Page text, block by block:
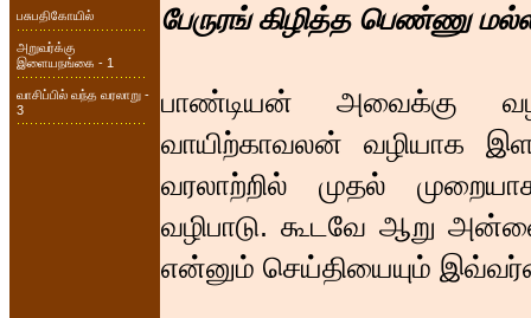
பசுபதிகோயில்
அறுவர்க்கு
இளையநங்கை - 1
வாசிப்பில் வந்த வரலாறு -
3
பேருரங் கிழித்த பெண்ணு
பாண்டியன் அவைக்கு
வாயிற்காவலன் வழியாக
வரலாற்றில் முதல்
வழிபாடு. கூடவே ஆறு
என்னும் செய்தியையும்